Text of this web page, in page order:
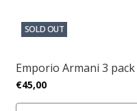
SOLD OUT
Emporio Armani 3
€45,00